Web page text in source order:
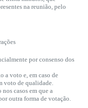
na reunião, pelo
por consenso dos
a voto e, em caso de
voto de qualidade.
casos em que a
outra forma de votação.